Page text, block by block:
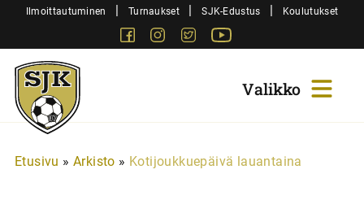
SiirryIlmoittautuminen | Turnaukset | SJK-Edustus | Koulutukset
FacebookInstagram
Twitter
Sjk-
Juniorit
Etusivu » Arkisto » Kotijoukkuepäivä lauantaina